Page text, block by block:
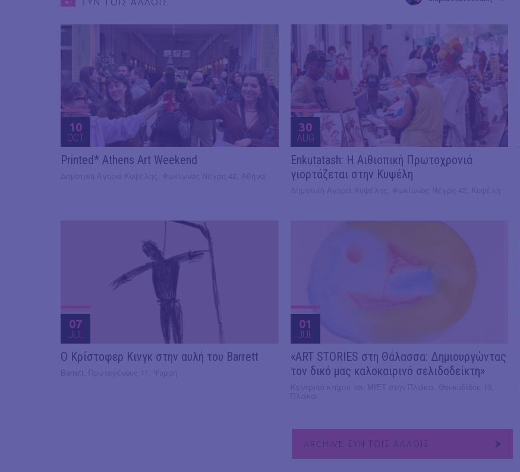
10
OCT
Printed* Athens Art Weekend
30
AUG
Enkutatash: Η Αιθιοπική Πρωτοχρονιά
γιορτάζεται στην Κυψέλη
07
JUL
O Κρίστοφερ Κινγκ στην αυλή του Barrett
01
JUL
«ART STORIES στη Θάλασσα: Δημιουργώντας
τον δικό μας καλοκαιρινό σελιδοδείκτη»
ARCHIVE ΣΥΝ ΤΟΙΣ ΑΛΛΟΙΣ